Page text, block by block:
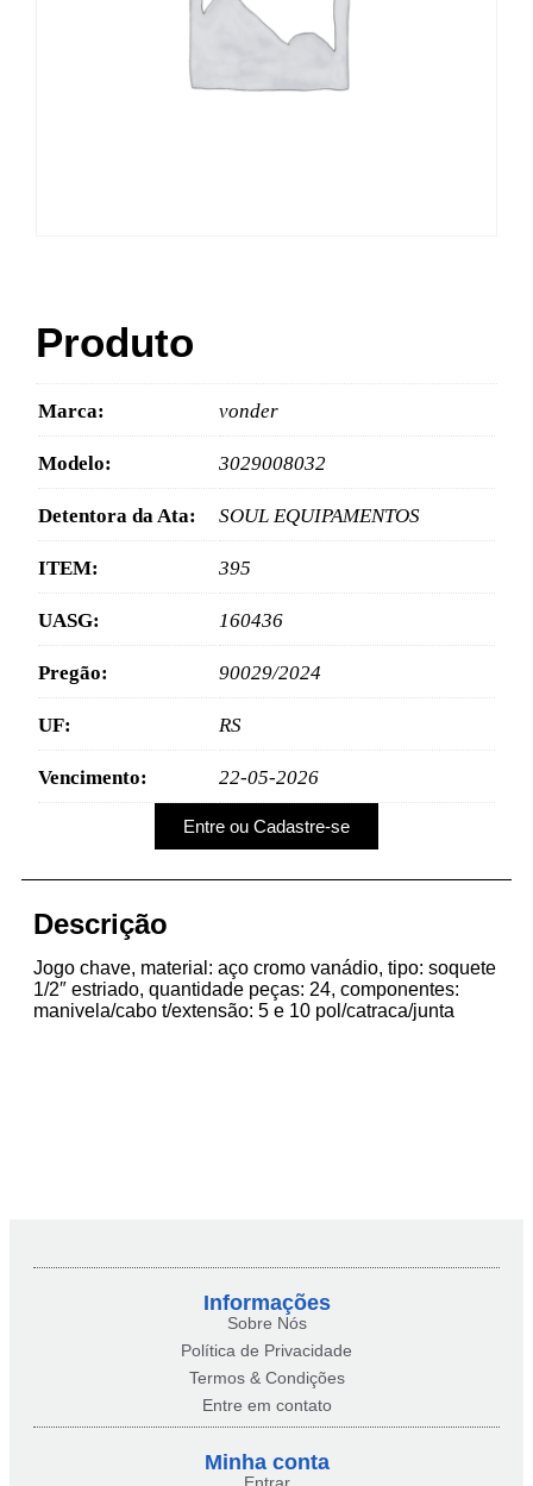
Produto
Marca: vonder
Modelo: 3029008032
Detentora da Ata: SOUL EQUIPAMENTOS
ITEM: 395
UASG: 160436
Pregão: 90029/2024
UF: RS
Vencimento: 22-05-2026
Entre ou Cadastre-se
Descrição
Jogo chave, material: aço cromo vanádio, tipo: soquete
1/2″ estriado, quantidade peças: 24, componentes:
manivela/cabo t/extensão: 5 e 10 pol/catraca/junta
Informações
Sobre Nós
Política de Privacidade
Termos & Condições
Entre em contato
Minha conta​
Entrar